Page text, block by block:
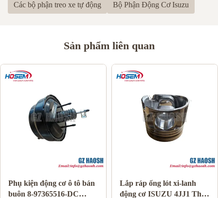
Các bộ phận treo xe tự động Bộ Phận Động Cơ Isuzu
Sản phẩm liên quan
Phụ kiện động cơ ô tô bán
buôn 8-97365516-DC
Lắp ráp ống lót xi-lanh
động cơ ISUZU 4JJ1 Thay